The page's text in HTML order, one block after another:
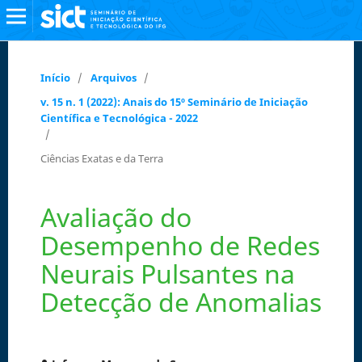
Início / Arquivos /
v. 15 n. 1 (2022): Anais do 15º Seminário de Iniciação
Científica e Tecnológica - 2022
/
Ciências Exatas e da Terra
Avaliação do
Desempenho de Redes
Neurais Pulsantes na
Detecção de Anomalias